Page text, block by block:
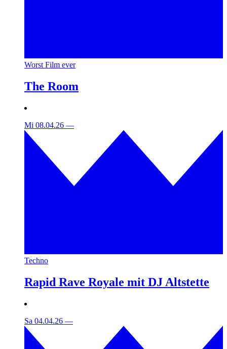
Worst Film ever
The Room
Mi 08.04.26 —
Techno
Rapid Rave Royale mit DJ Altstette
Sa 04.04.26 —